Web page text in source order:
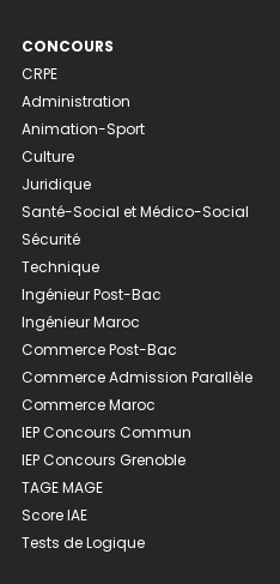
CONCOURS
CRPE
Administration
Animation-Sport
Culture
Juridique
Santé-Social et Médico-Social
Sécurité
Technique
Ingénieur Post-Bac
Ingénieur Maroc
Commerce Post-Bac
Commerce Admission Parallèle
Commerce Maroc
IEP Concours Commun
IEP Concours Grenoble
TAGE MAGE
Score IAE
Tests de Logique